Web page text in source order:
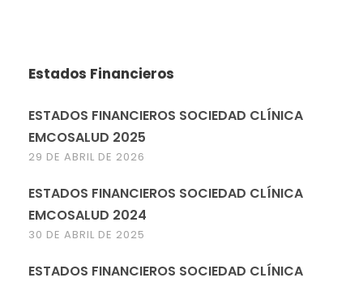
Estados Financieros
ESTADOS FINANCIEROS SOCIEDAD CLÍNICA
EMCOSALUD 2025
29 DE ABRIL DE 2026
ESTADOS FINANCIEROS SOCIEDAD CLÍNICA
EMCOSALUD 2024
30 DE ABRIL DE 2025
ESTADOS FINANCIEROS SOCIEDAD CLÍNICA